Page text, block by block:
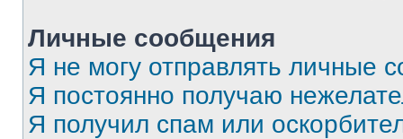
Личные сообщения
Я не могу отправлять личные
Я постоянно получаю
Я получил спам или